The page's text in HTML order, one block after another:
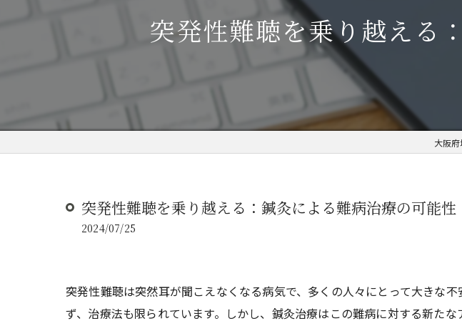
突発性難聴を乗り越える
大阪
突発性難聴を乗り越える：鍼灸による難病治療の可能性
2024/07/25
突発性難聴は突然耳が聞こえなくなる病気で、多くの人々にとって大きな
ず、治療法も限られています。しかし、鍼灸治療はこの難病に対する新た